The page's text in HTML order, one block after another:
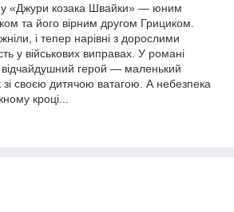
«Джури козака Швайки» — юним
та його вірним другом Грициком.
і тепер нарівні з дорослими
у військових виправах. У романі
відчайдушний герой — маленький
зі своєю дитячою ватагою. А небезпека
кроці...